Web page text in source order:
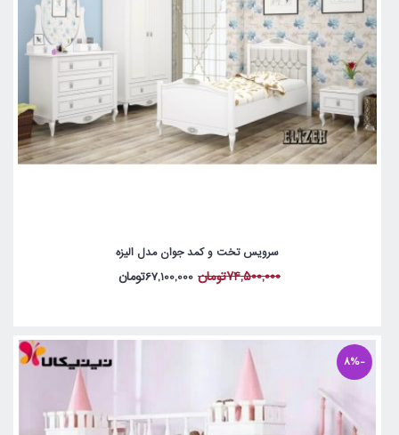
سرویس تخت و کمد جوان مدل الیزه
74,500,000تومان 67,100,000تومان
-8%